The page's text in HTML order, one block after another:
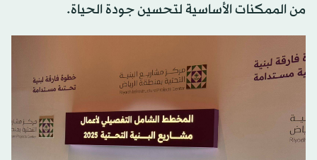
من الممكنات الأساسية لتحسين جودة الحياة.